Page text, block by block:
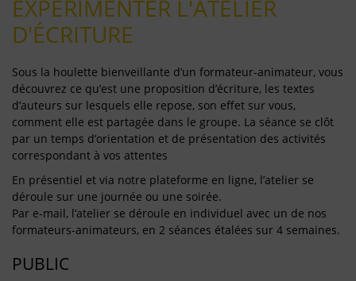
EXPÉRIMENTER L'ATELIER
D'ÉCRITURE
Sous la houlette bienveillante d’un formateur-animateur, vous
découvrez ce qu’est une proposition d’écriture, les textes
d’auteurs sur lesquels elle repose, son effet sur vous,
comment elle est partagée dans le groupe. La séance se clôt
par un temps d’orientation et de présentation des activités
correspondant à vos attentes
En présentiel et via notre plateforme en ligne, l’atelier se
déroule sur une journée ou une soirée.
Par e-mail, l’atelier se déroule en individuel avec un de nos
formateurs-animateurs, en 2 séances étalées sur 4 semaines.
PUBLIC